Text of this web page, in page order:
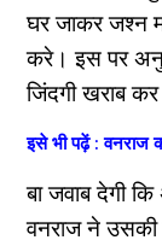
घर जाकर जश्न
करे। इस पर
जिंदगी खराब
इसे भी पढ़ें : वनराज
बा जवाब देगी
वनराज ने उसकी